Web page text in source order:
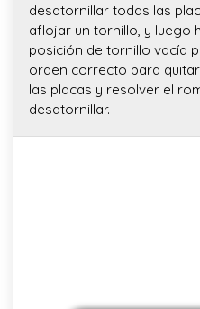
desatornillar todas las
aflojar un tornillo, y luego
posición de tornillo vacía
orden correcto para
las placas y resolver el
desatornillar.